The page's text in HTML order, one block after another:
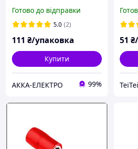
помаранчевий 100шт.
Готово до відправки
5.0 (2)
111 ₴/упаковка
Купити
АККА-ЕЛЕКТРО 99%
51
TeiTei